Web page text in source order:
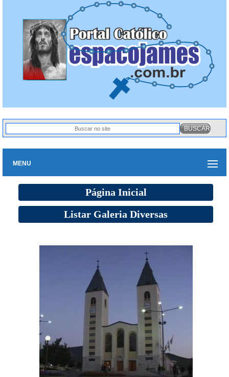
MENU
Página Inicial
Listar Galeria Diversas